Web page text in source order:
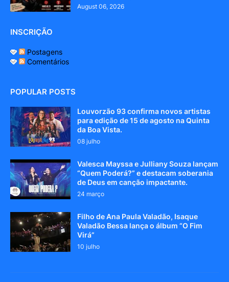
August 06, 2026
INSCRIÇÃO
Postagens
Comentários
POPULAR POSTS
Louvorzão 93 confirma novos artistas
para edição de 15 de agosto na Quinta
da Boa Vista.
08 julho
Valesca Mayssa e Julliany Souza lançam
“Quem Poderá?” e destacam soberania
de Deus em canção impactante.
24 março
Filho de Ana Paula Valadão, Isaque
Valadão Bessa lança o álbum “O Fim
Virá”
10 julho